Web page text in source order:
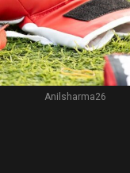
Anilsharma26